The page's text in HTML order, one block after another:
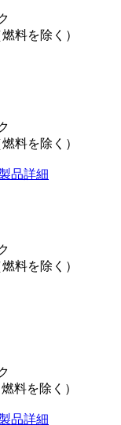
料を除く）
料を除く）
品詳細
料を除く）
料を除く）
品詳細